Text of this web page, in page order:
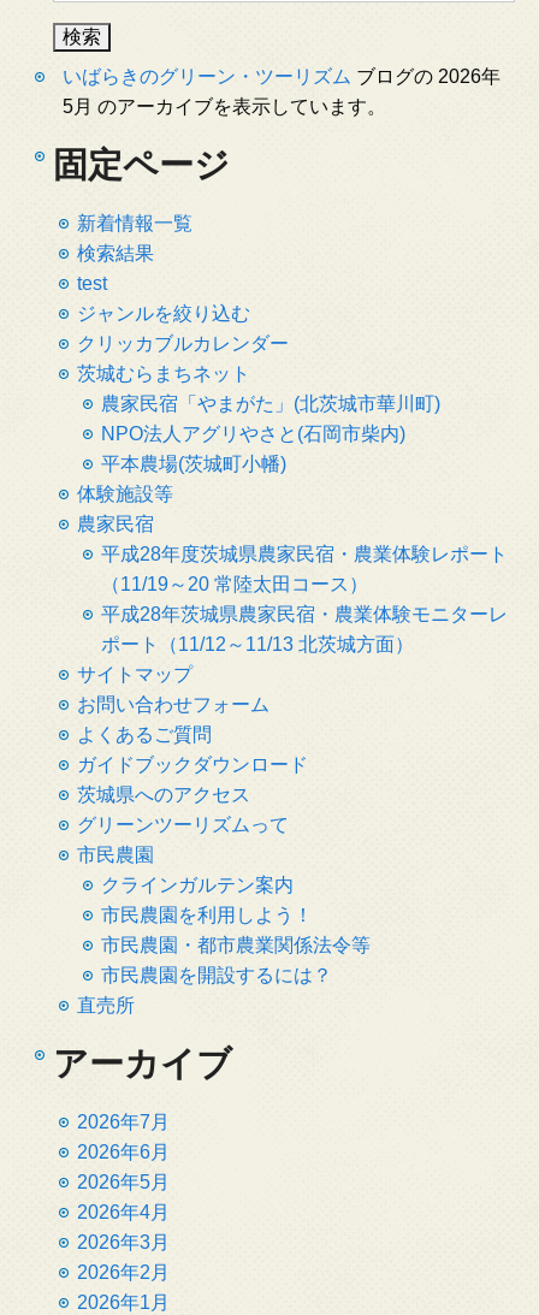
いばらきのグリーン・ツーリズム ブログの 2026年
5月 のアーカイブを表示しています。
固定ページ
新着情報一覧
検索結果
test
ジャンルを絞り込む
クリッカブルカレンダー
茨城むらまちネット
農家民宿「やまがた」(北茨城市華川町)
NPO法人アグリやさと(石岡市柴内)
平本農場(茨城町小幡)
体験施設等
農家民宿
平成28年度茨城県農家民宿・農業体験レポート
（11/19～20 常陸太田コース）
平成28年茨城県農家民宿・農業体験モニターレ
ポート（11/12～11/13 北茨城方面）
サイトマップ
お問い合わせフォーム
よくあるご質問
ガイドブックダウンロード
茨城県へのアクセス
グリーンツーリズムって
市民農園
クラインガルテン案内
市民農園を利用しよう！
市民農園・都市農業関係法令等
市民農園を開設するには？
直売所
アーカイブ
2026年7月
2026年6月
2026年5月
2026年4月
2026年3月
2026年2月
2026年1月